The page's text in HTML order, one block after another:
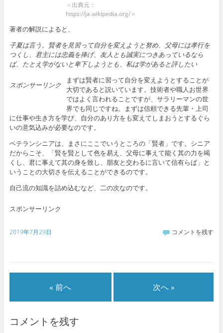
＜出典元：
https://ja.wikipedia.org/＞
著者の解説によると、
子夏は言う。賢者を見習って自分を変えようと努め、父母には孝行を
つくし、君主には忠義を捧げ、友人とも誠実につきあっているなら
ば、たとえ学がないと卑下しようとも、私は学があると評したい
スポンサーリンク
まずは賢者に習って自分を変えようとすることが
大切であると説いています。技術者や職人お世界
ではよく言われることですが、サラリーマンの世
界でも同じですね。まずは信頼できる先輩・上司
に仕事や生き方を学び、自分のあり方をも変えてしまおうとするぐら
いの意気込みが必要なのです。
ベテランシニアは、まさにここでいうところの「賢者」です。シニア
だからこそ、「賢を賢として色を易え、父母に事えて能く其の力を竭
くし、君に事えて其の身を致し、朋友と交わるに言いて信有らば」と
いうことの大切さを伝えることができるのです。
自己流の知識を詰め込むなど、二の次なのです。
スポンサーリンク
2019年7月29日 コメントを残す
« 前へ 次へ »
コメントを残す